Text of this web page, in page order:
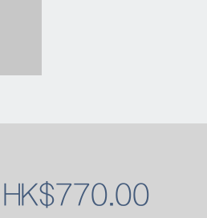
HK$770.00促